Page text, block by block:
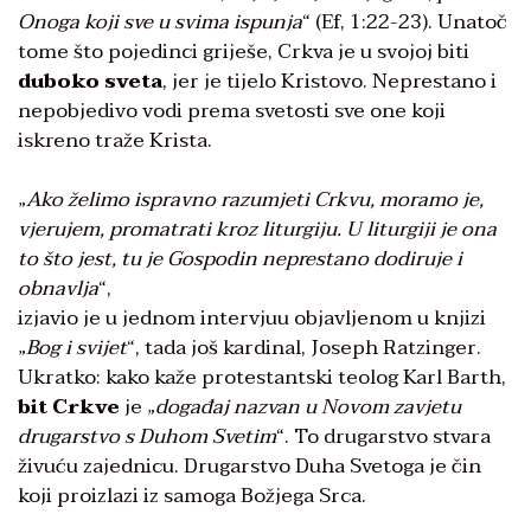
Onoga koji sve u svima ispunja“ (Ef, 1:22-23). Unatoč
tome što pojedinci griješe, Crkva je u svojoj biti
duboko sveta, jer je tijelo Kristovo. Neprestano i
nepobjedivo vodi prema svetosti sve one koji
iskreno traže Krista.
„Ako želimo ispravno razumjeti Crkvu, moramo je,
vjerujem, promatrati kroz liturgiju. U liturgiji je ona
to što jest, tu je Gospodin neprestano dodiruje i
obnavlja“,
izjavio je u jednom intervjuu objavljenom u knjizi
„Bog i svijet“, tada još kardinal, Joseph Ratzinger.
Ukratko: kako kaže protestantski teolog Karl Barth,
bit Crkveje „događaj nazvan u Novom zavjetu
drugarstvo s Duhom Svetim“. To drugarstvo stvara
živuću zajednicu. Drugarstvo Duha Svetoga je čin
koji proizlazi iz samoga Božjega Srca.